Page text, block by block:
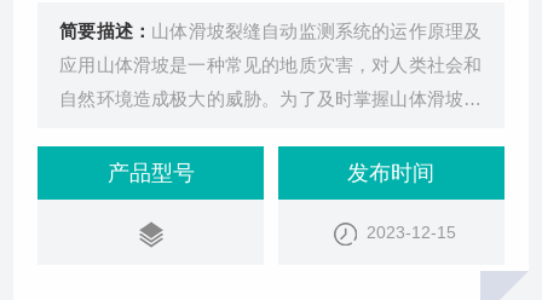
简要描述： 山体滑坡裂缝自动监测系统的运作原理及
应用山体滑坡是一种常见的地质灾害，对人类社会和
自然环境造成极大的威胁。为了及时掌握山体滑坡的
测系统。该系统能够有效监测山体滑坡的位移变化，
为预防和应对山体滑坡提供科学依据。系统构成及工
作原理山体滑坡裂缝自动监测系统主要由裂缝计、万
向连轴节、二级机械负放大机构、振弦、电磁线圈和
产品型号 发布时间
2023-12-15